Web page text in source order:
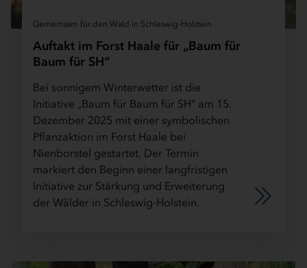
Gemeinsam für den Wald in Schleswig-Holstein
Auftakt im Forst Haale für „Baum für
Baum für SH“
Bei sonnigem Winterwetter ist die
Initiative „Baum für Baum für SH“ am 15.
Dezember 2025 mit einer symbolischen
Pflanzaktion im Forst Haale bei
Nienborstel gestartet. Der Termin
markiert den Beginn einer langfristigen
Initiative zur Stärkung und Erweiterung
der Wälder in Schleswig-Holstein.